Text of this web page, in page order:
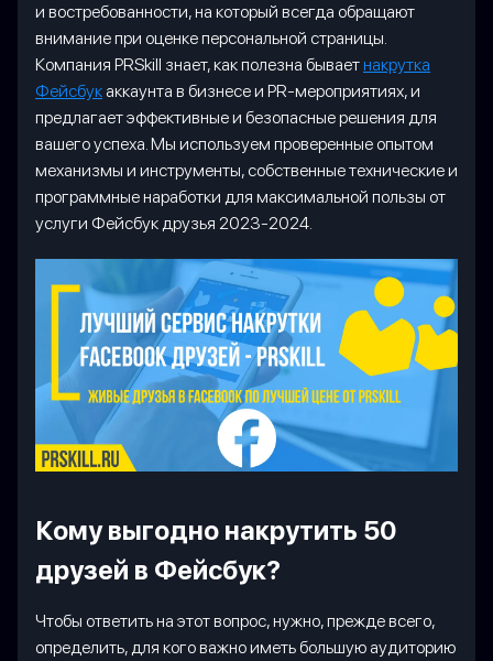
и востребованности, на который всегда обращают
внимание при оценке персональной страницы.
Компания PRSkill знает, как полезна бывает накрутка
Фейсбук аккаунта в бизнесе и PR-мероприятиях, и
предлагает эффективные и безопасные решения для
вашего успеха. Мы используем проверенные опытом
механизмы и инструменты, собственные технические и
программные наработки для максимальной пользы от
услуги Фейсбук друзья 2023-2024.
Кому выгодно накрутить 50
друзей в Фейсбук?
Чтобы ответить на этот вопрос, нужно, прежде всего,
определить, для кого важно иметь большую аудиторию